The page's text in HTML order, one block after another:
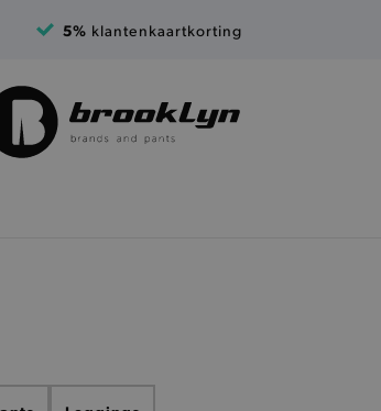
5% klantenkaartkorting